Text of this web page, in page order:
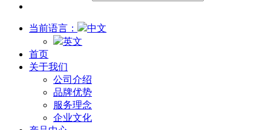
当前语言：
中文
英文
首页
关于我们
公司介绍
品牌优势
服务理念
企业文化